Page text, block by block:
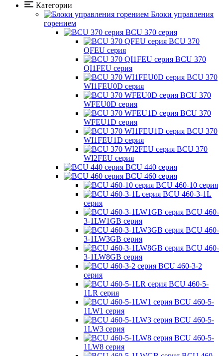
Категории
Блоки управления
горением
BCU 370 серия
BCU 370
QFEU серия
BCU 370
QI1FEU серия
BCU 370
WI1FEU0D серия
BCU 370
WFEU0D серия
BCU 370
WFEU1D серия
BCU 370
WI1FEU1D серия
BCU 370
WI2FEU серия
BCU 440 серия
BCU 460 серия
BCU 460-10 серия
BCU 460-3-1L
серия
BCU 460-
3-1LW1GB серия
BCU 460-
3-1LW3GB серия
BCU 460-
3-1LW8GB серия
BCU 460-3-2
серия
BCU 460-5-
1LR серия
BCU 460-5-
1LW1 серия
BCU 460-5-
1LW3 серия
BCU 460-5-
1LW8 серия